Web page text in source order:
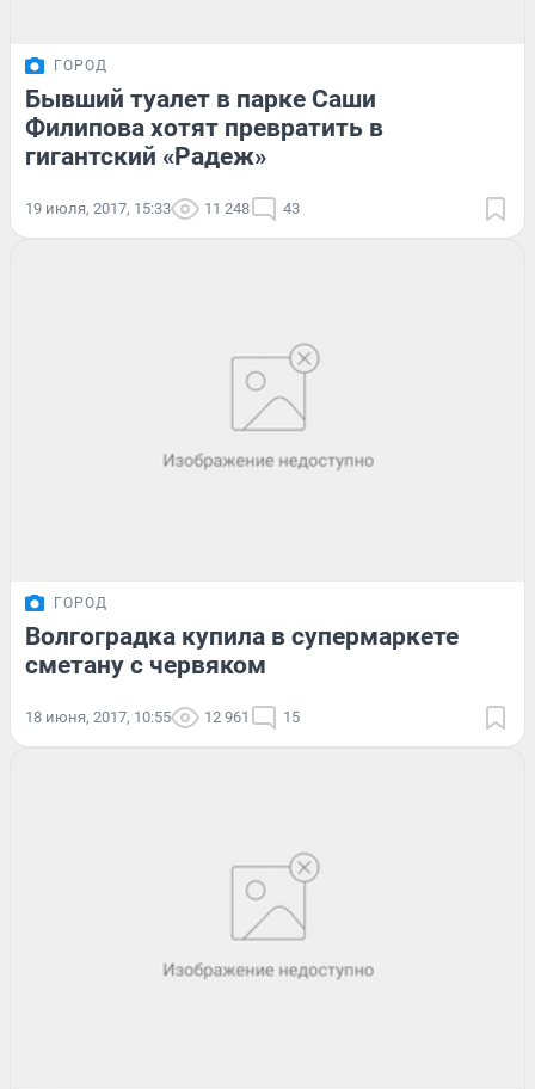
ГОРОД
Бывший туалет в парке Саши
Филипова хотят превратить в
гигантский «Радеж»
19 июля, 2017, 15:33 11 248 43
ГОРОД
Волгоградка купила в супермаркете
сметану с червяком
18 июня, 2017, 10:55 12 961 15